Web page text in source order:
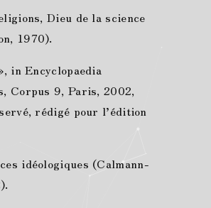
Dieu de la science
1970).
in Encyclopaedia
Corpus 9, Paris, 2002,
rédigé pour l’édition
idéologiques (Calmann-